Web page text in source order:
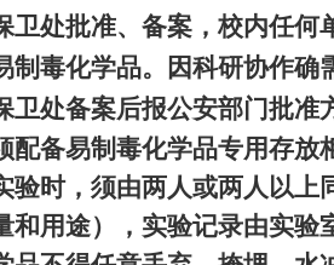
处批准、备案，校内任何
制毒化学品。因科研协作
处备案后报公安部门批准
备易制毒化学品专用存放
验时，须由两人或两人以上
用途），实验记录由实验